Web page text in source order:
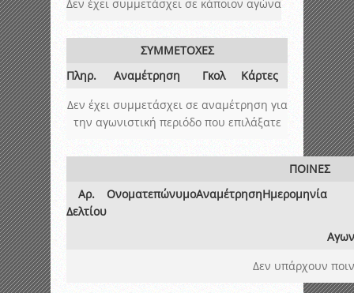
Δεν έχει συμμετάσχει σε κάποιον αγώνα
ΣΥΜΜΕΤΟΧΕΣ
Πληρ.
Αναμέτρηση Γκολ
Κάρτες
Δεν έχει συμμετάσχει σε αναμέτρηση για
την αγωνιστική περιόδο που επιλάξατε
ΠΟΙΝΕΣ
Αρ.
Δελτίου
ΟνοματεπώνυμοΑναμέτρησηΗμερομηνία
Δεν υπάρχουν